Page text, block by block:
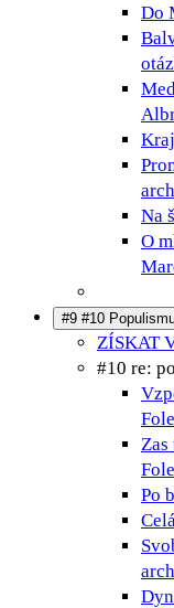
Do
Na
O
#9 #10
ZÍSKAT
#10 re:
Po